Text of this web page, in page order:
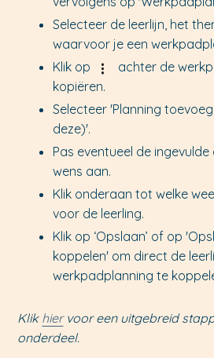
Selecteer de leerlijn, het
waarvoor je een
Klik op
achter de
kopiëren.
Selecteer 'Planning
deze)'.
Pas eventueel de
wens aan.
Klik onderaan tot welke
voor de leerling.
Klik op ‘Opslaan’ of op
koppelen' om direct de
werkpadplanning te
Klik hiervoor een uitgebreid
onderdeel.